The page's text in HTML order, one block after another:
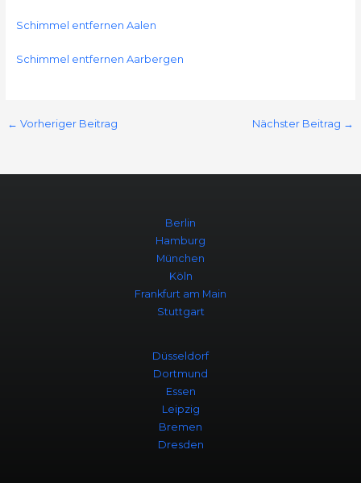
Schimmel entfernen Aalen
Schimmel entfernen Aarbergen
← Vorheriger Beitrag Nächster Beitrag →
Berlin
Hamburg
München
Köln
Frankfurt am Main
Stuttgart
Düsseldorf
Dortmund
Essen
Leipzig
Bremen
Dresden